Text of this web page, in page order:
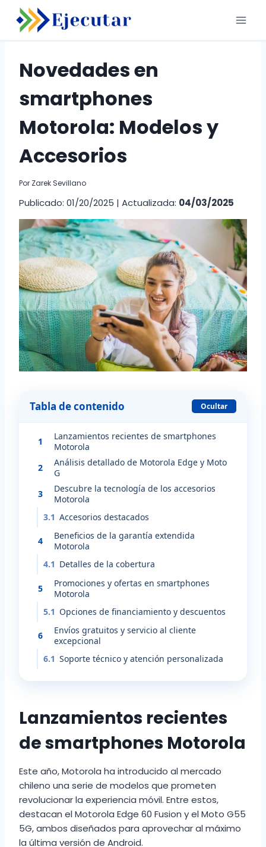
Saltar
contenido
Novedades en
smartphones
Motorola: Modelos y
Accesorios
Por Zarek Sevillano
Publicado: 01/20/2025 | Actualizada: 04/03/2025
Tabla de contenido Ocultar
1
Lanzamientos recientes de smartphones
Motorola
2
Análisis detallado de Motorola Edge y Moto
G
3
Descubre la tecnología de los accesorios
Motorola
3.1 Accesorios destacados
4
Beneficios de la garantía extendida
Motorola
4.1 Detalles de la cobertura
5
Promociones y ofertas en smartphones
Motorola
5.1 Opciones de financiamiento y descuentos
6
Envíos gratuitos y servicio al cliente
excepcional
6.1 Soporte técnico y atención personalizada
Lanzamientos recientes
de smartphones Motorola
Este año, Motorola ha introducido al mercado
chileno una serie de modelos que prometen
revolucionar la experiencia móvil. Entre estos,
destacan el Motorola Edge 60 Fusion y el Moto G55
5G, ambos diseñados para aprovechar al máximo
la última versión de Android.